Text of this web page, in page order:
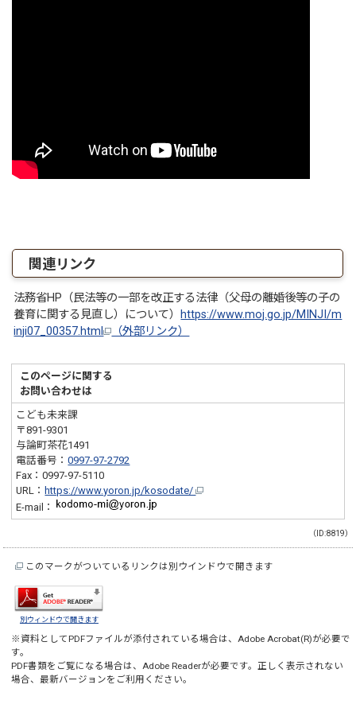
関連リンク
法務省HP（民法等の一部を改正する法律（父母の離婚後等の子の
養育に関する見直し）について） https://www.moj.go.jp/MINJI/m
inji07_00357.html
（外部リンク）
このページに関する
お問い合わせは
こども未来課
〒891-9301
与論町茶花1491
電話番号：0997-97-2792
Fax：0997-97-5110
URL： https://www.yoron.jp/kosodate/
E-mail：
（ID:8819）
このマークがついているリンクは別ウインドウで開きます
別ウィンドウで開きます
※資料としてPDFファイルが添付されている場合は、Adobe Acrobat(R)が必要で
す。
PDF書類をご覧になる場合は、Adobe Readerが必要です。正しく表示されない
場合、最新バージョンをご利用ください。